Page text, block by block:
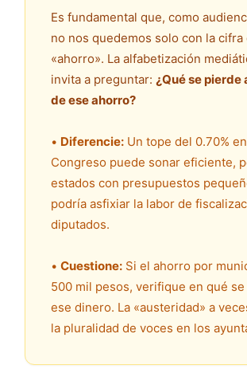
Es fundamental que, como
no nos quedemos solo con la cifra
«ahorro». La alfabetización
invita a preguntar: ¿Qué se pierde
de ese ahorro?
• Diferencie: Un tope del 0.70%
Congreso puede sonar eficiente,
estados con presupuestos
podría asfixiar la labor de
diputados.
• Cuestione: Si el ahorro por
500 mil pesos, verifique en qué
ese dinero. La «austeridad» a
la pluralidad de voces en los